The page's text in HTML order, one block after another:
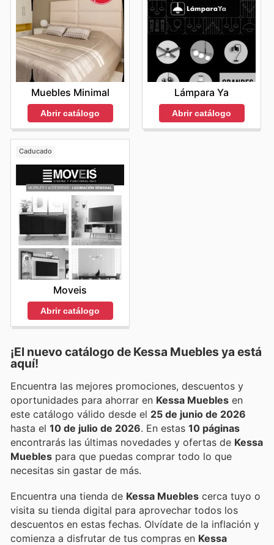
Muebles Minimal
Abrir catálogo
Lámpara Ya
Abrir catálogo
Caducado
Moveis
Abrir catálogo
¡El nuevo catálogo de Kessa Muebles ya está
aquí!
Encuentra las mejores promociones, descuentos y
oportunidades para ahorrar en Kessa Muebles en
este catálogo válido desde el 25 de junio de 2026
hasta el 10 de julio de 2026 . En estas 10 páginas
encontrarás las últimas novedades y ofertas de Kessa
Muebles para que puedas comprar todo lo que
necesitas sin gastar de más.
Encuentra una tienda de Kessa Muebles cerca tuyo o
visita su tienda digital para aprovechar todos los
descuentos en estas fechas. Olvídate de la inflación y
comienza a disfrutar de tus compras en Kessa